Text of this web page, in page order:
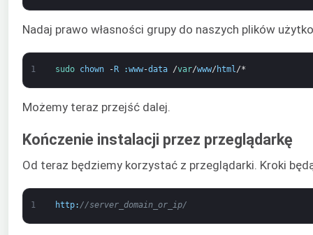
Nadaj prawo własności grupy do naszych plików
1 sudo chown - R :www-data /var/www/ html/*
Możemy teraz przejść dalej.
Kończenie instalacji przez przeglądarkę
Od teraz będziemy korzystać z przeglądarki. Kroki
1 http: //server_domain_or_ip/